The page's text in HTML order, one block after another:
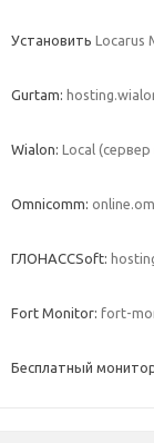
Установить Locarus
Gurtam:
Wialon: Local
Omnicomm:
ГЛОНАССSoft:
Fort Monitor: fort-
Бесплатный